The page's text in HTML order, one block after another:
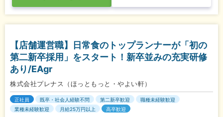
【店舗運営職】日常食のトップランナーが「初の
第二新卒採用」をスタート！新卒並みの充実研修
あり/EAgr
株式会社プレナス（ほっともっと・やよい軒）
正社員 既卒・社会人経験不問 第二新卒歓迎
職種未経験歓迎
業種未経験歓迎
月給25万円以上 高卒歓迎